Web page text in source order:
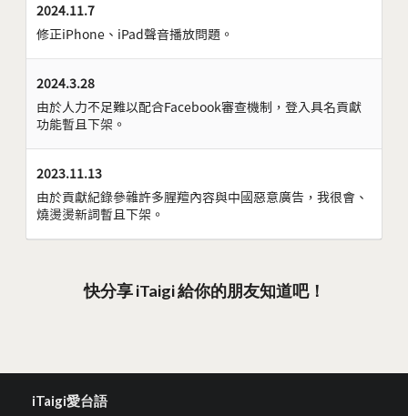
2024.11.7
修正iPhone、iPad聲音播放問題。
2024.3.28
由於人力不足難以配合Facebook審查機制，登入具名貢獻
功能暫且下架。
2023.11.13
由於貢獻紀錄參雜許多腥羶內容與中國惡意廣告，我很會、
燒燙燙新詞暫且下架。
快分享 iTaigi 給你的朋友知道吧！
iTaigi愛台語